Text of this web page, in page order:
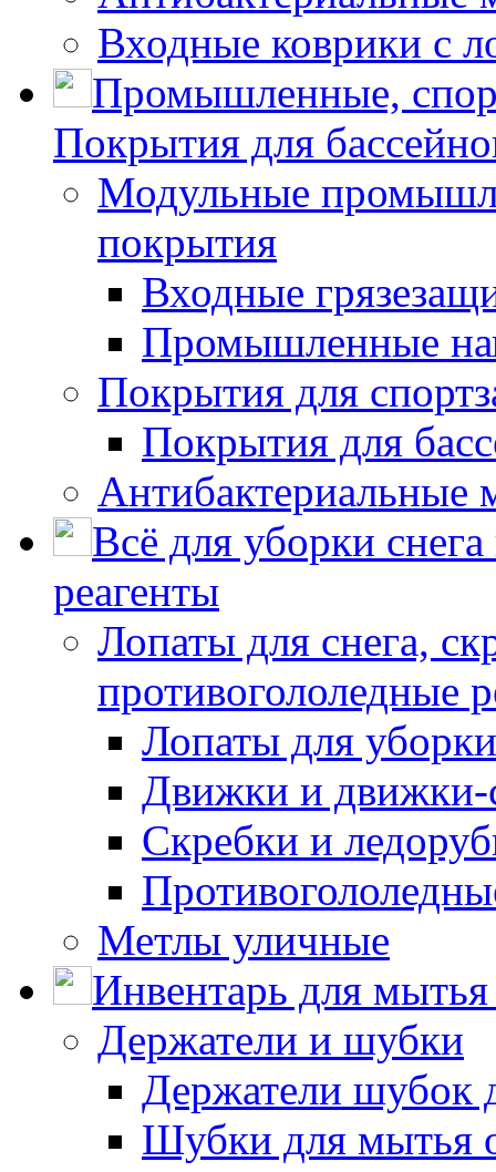
Входные коврики с
Промышленные,
Покрытия для
Модульные
покрытия
Входные
Промышленные
Покрытия для
Покрытия для
Антибактериальные
Всё для уборки
реагенты
Лопаты для снега,
противогололедные
Лопаты для
Движки и движки-
Скребки и
Метлы уличные
Инвентарь для мытья
Держатели и шубки
Держатели шубок
Шубки для мытья